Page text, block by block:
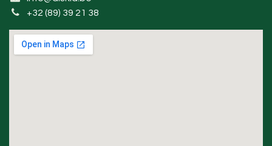
+32 (89) 39 21 38